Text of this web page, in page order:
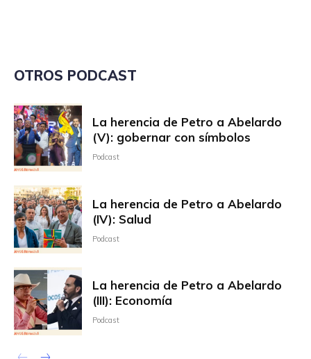
OTROS PODCAST
La herencia de Petro a Abelardo
(V): gobernar con símbolos
Podcast
La herencia de Petro a Abelardo
(IV): Salud
Podcast
La herencia de Petro a Abelardo
(III): Economía
Podcast